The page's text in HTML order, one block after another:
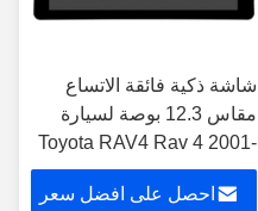
شاشة ذكية فائقة الاتساع
مقاس 12.3 بوصة لسيارة
Toyota RAV4 Rav 4 2001-
2006 ستيريو فيديو للسيارة
يعمل باللمس والوسائط
احصل على افضل سعر